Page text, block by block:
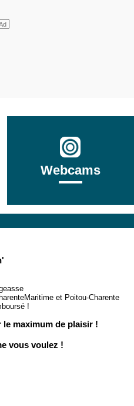
Webcams
et Poitou-Charente
!
maximum de plaisir !
vous voulez !